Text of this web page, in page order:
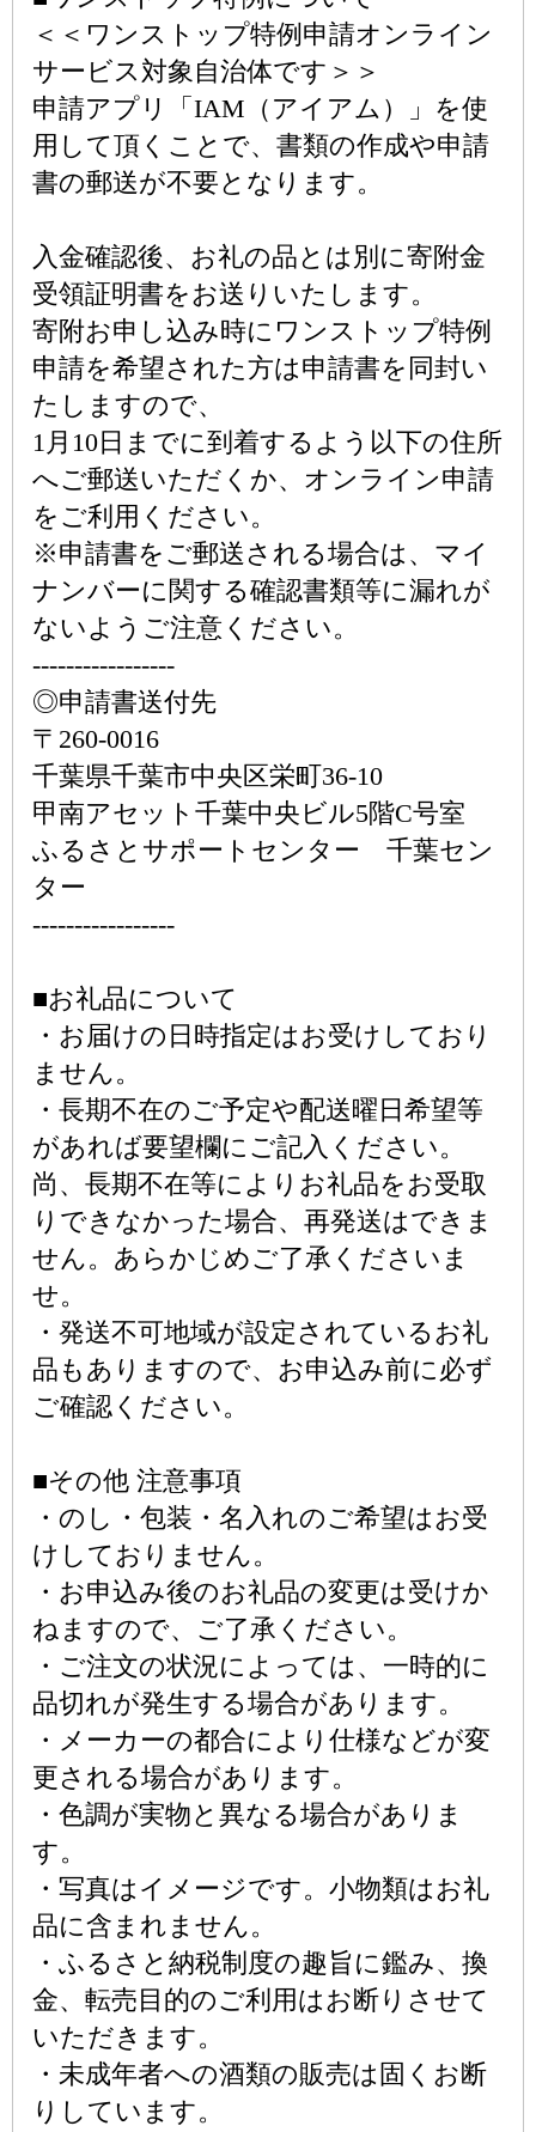
＜＜ワンストップ特例申請オンライン
サービス対象自治体です＞＞
申請アプリ「IAM（アイアム）」を使
用して頂くことで、書類の作成や申請
書の郵送が不要となります。
入金確認後、お礼の品とは別に寄附金
受領証明書をお送りいたします。
寄附お申し込み時にワンストップ特例
申請を希望された方は申請書を同封い
たしますので、
1月10日までに到着するよう以下の住所
へご郵送いただくか、オンライン申請
をご利用ください。
※申請書をご郵送される場合は、マイ
ナンバーに関する確認書類等に漏れが
ないようご注意ください。
-----------------
◎申請書送付先
〒260-0016
千葉県千葉市中央区栄町36-10
甲南アセット千葉中央ビル5階C号室
ふるさとサポートセンター 千葉セン
ター
-----------------
■お礼品について
・お届けの日時指定はお受けしており
ません。
・長期不在のご予定や配送曜日希望等
があれば要望欄にご記入ください。
尚、長期不在等によりお礼品をお受取
りできなかった場合、再発送はできま
せん。あらかじめご了承くださいま
せ。
・発送不可地域が設定されているお礼
品もありますので、お申込み前に必ず
ご確認ください。
■その他 注意事項
・のし・包装・名入れのご希望はお受
けしておりません。
・お申込み後のお礼品の変更は受けか
ねますので、ご了承ください。
・ご注文の状況によっては、一時的に
品切れが発生する場合があります。
・メーカーの都合により仕様などが変
更される場合があります。
・色調が実物と異なる場合がありま
す。
・写真はイメージです。小物類はお礼
品に含まれません。
・ふるさと納税制度の趣旨に鑑み、換
金、転売目的のご利用はお断りさせて
いただきます。
・未成年者への酒類の販売は固くお断
りしています。